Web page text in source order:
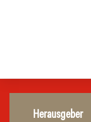
Herausgeber